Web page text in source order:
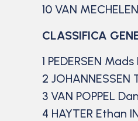
10 VAN
CLASSIFICA
1 PEDERSEN
2
3 VAN POPPEL
4 HAYTER Ethan